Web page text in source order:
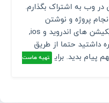
در وب به اشتراک بگذارم.
پروژه و نوشتن
اسکریپت های سمت وب, اپلیکیشن های اندروید و ios,
داشتید حتما از طریق
پیام بدید. برای
تهیه هاست